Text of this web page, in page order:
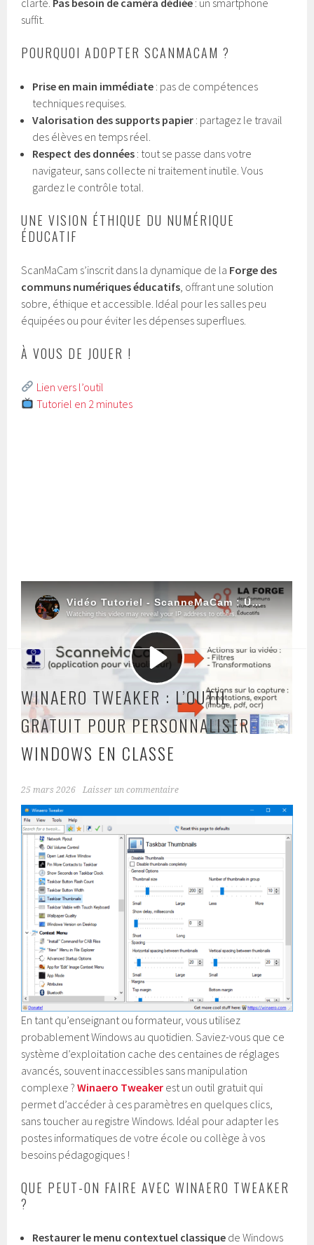
suffit.
POURQUOI ADOPTER SCANMACAM ?
Prise en main immédiate : pas de compétences
techniques requises.
Valorisation des supports papier : partagez le travail
des élèves en temps réel.
Respect des données : tout se passe dans votre
navigateur, sans collecte ni traitement inutile. Vous
gardez le contrôle total.
UNE VISION ÉTHIQUE DU NUMÉRIQUE
ÉDUCATIF
ScanMaCam s’inscrit dans la dynamique de la Forge des
communs numériques éducatifs , offrant une solution
sobre, éthique et accessible. Idéal pour les salles peu
équipées ou pour éviter les dépenses superflues.
À VOUS DE JOUER !
Lien vers l’outil
Tutoriel en 2 minutes
Autre article en lien avec le sujet :10 façons d’utiliser un
visualiseur en classe
WINAERO TWEAKER : L’OUTIL
GRATUIT POUR PERSONNALISER
WINDOWS EN CLASSE
25 mars 2026 Laisser un commentaire
En tant qu’enseignant ou formateur, vous utilisez
probablement Windows au quotidien. Saviez-vous que ce
système d’exploitation cache des centaines de réglages
avancés, souvent inaccessibles sans manipulation
complexe ?Winaero Tweaker est un outil gratuit qui
permet d’accéder à ces paramètres en quelques clics,
sans toucher au registre Windows. Idéal pour adapter les
postes informatiques de votre école ou collège à vos
besoins pédagogiques !
QUE PEUT-ON FAIRE AVEC WINAERO TWEAKER
?
Restaurer le menu contextuel classique de Windows